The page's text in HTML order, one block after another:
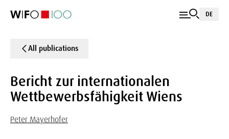
DE
All publications
Bericht zur internationalen
Wettbewerbsfähigkeit Wiens
Peter Mayerhofer